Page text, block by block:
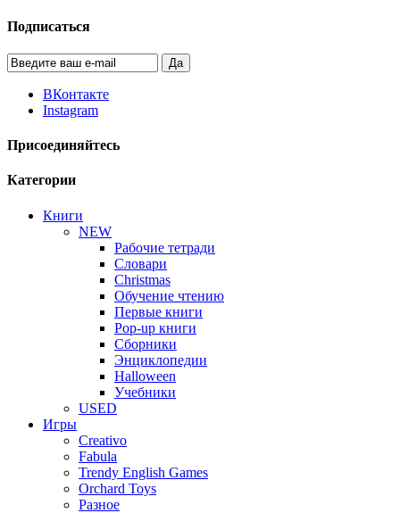
Подписаться
Да
ВКонтакте
Instagram
Присоединяйтесь
Категории
Книги
NEW
Рабочие тетради
Словари
Christmas
Обучение чтению
Первые книги
Pop-up книги
Сборники
Энциклопедии
Halloween
Учебники
USED
Игры
Creativo
Fabula
Trendy English Games
Orchard Toys
Разное